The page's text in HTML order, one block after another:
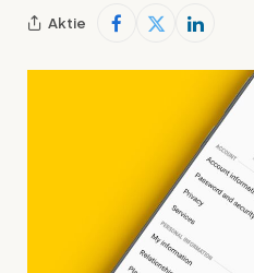
Aktie